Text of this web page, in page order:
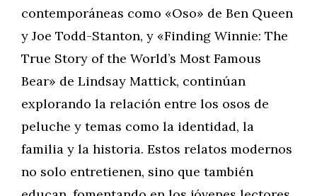
contemporáneas como «Oso» de Ben Queen
y Joe Todd-Stanton, y «Finding Winnie: The
True Story of the World’s Most Famous
Bear» de Lindsay Mattick, continúan
explorando la relación entre los osos de
peluche y temas como la identidad, la
familia y la historia. Estos relatos modernos
no solo entretienen, sino que también